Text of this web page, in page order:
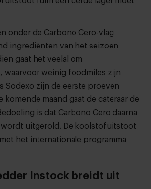
onder de Carbono Cero-vlag
ingrediënten van het seizoen
gaat het veelal om
waarvoor weinig foodmiles zijn
Sodexo zijn de eerste proeven
komende maand gaat de cateraar de
is dat Carbono Cero daarna
wordt uitgerold. De koolstofuitstoot
het internationale programma
Instock breidt uit